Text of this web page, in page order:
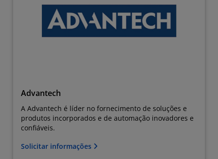
Advantech
A Advantech é líder no fornecimento de soluções e
produtos incorporados e de automação inovadores e
confiáveis.
Solicitar informações